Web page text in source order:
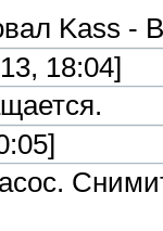
Kass -
18:04]